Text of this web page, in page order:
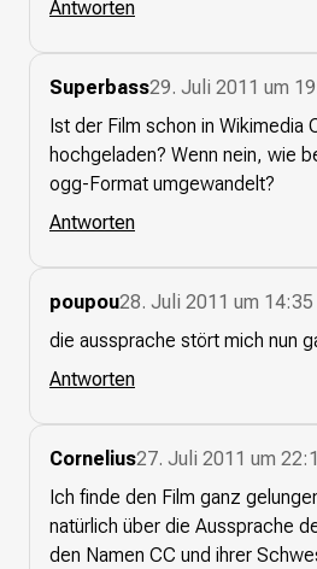
Antworten
Superbass29. Juli 2011 um
Ist der Film schon in Wikimedia
hochgeladen? Wenn nein, wie
ogg-Format umgewandelt?
Antworten
poupou28. Juli 2011 um 14:35
die aussprache stört mich nun
Antworten
Cornelius27. Juli 2011 um
Ich finde den Film ganz
natürlich über die Aussprache
den Namen CC und ihrer